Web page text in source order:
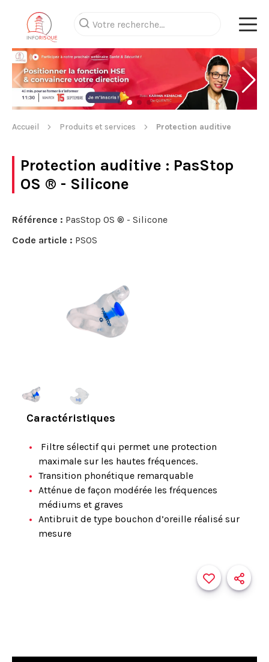
Accueil Produits et services Protection auditive
Protection auditive : PasStop
OS ® - Silicone
Référence : PasStop OS ® - Silicone
Code article : PSOS
Caractéristiques
Filtre sélectif qui permet une protection
maximale sur les hautes fréquences.
Transition phonétique remarquable
Atténue de façon modérée les fréquences
médiums et graves
Antibruit de type bouchon d’oreille réalisé sur
mesure